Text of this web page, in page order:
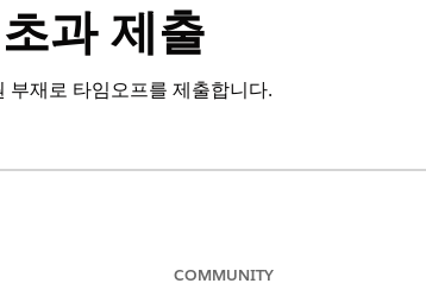
과 제출
부재로 타임오프를 제출합니다.
COMMUNITY